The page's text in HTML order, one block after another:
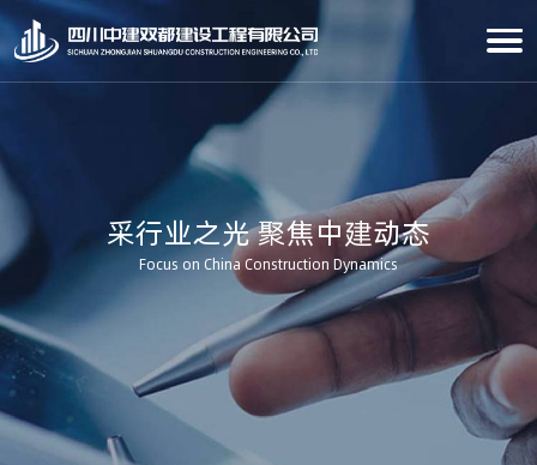
采行业之光 聚焦中建动态
Focus on China Construction Dynamics